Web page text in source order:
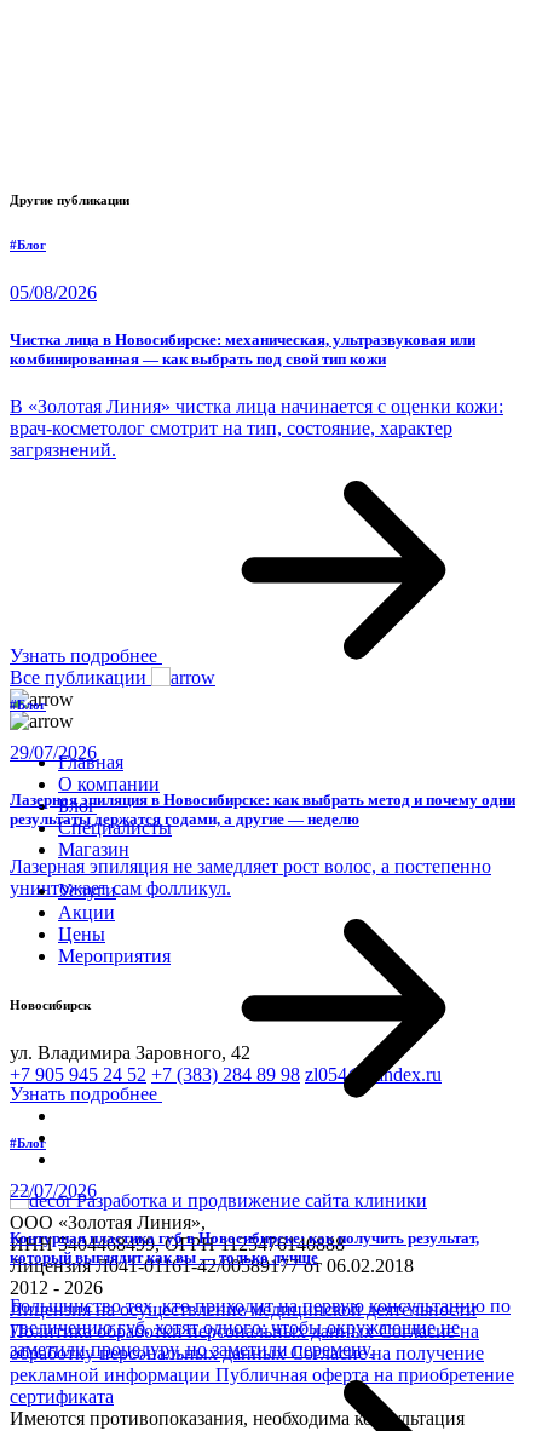
Другие публикации
#Блог
05/08/2026
Чистка лица в Новосибирске: механическая, ультразвуковая или
комбинированная — как выбрать под свой тип кожи
В «Золотая Линия» чистка лица начинается с оценки кожи:
врач-косметолог смотрит на тип, состояние, характер
загрязнений.
Узнать подробнее
#Блог
29/07/2026
Лазерная эпиляция в Новосибирске: как выбрать метод и почему одни
результаты держатся годами, а другие — неделю
Лазерная эпиляция не замедляет рост волос, а постепенно
уничтожает сам фолликул.
Узнать подробнее
#Блог
22/07/2026
Контурная пластика губ в Новосибирске: как получить результат,
который выглядит как вы — только лучше
Большинство тех, кто приходит на первую консультацию по
увеличению губ, хотят одного: чтобы окружающие не
заметили процедуру, но заметили перемену.
Все публикации
Главная
О компании
Блог
Специалисты
Магазин
Услуги
Акции
Цены
Мероприятия
Новосибирск
ул. Владимира Заровного, 42
+7 905 945 24 52 +7 (383) 284 89 98 zl054@yandex.ru
Разработка и продвижение сайта клиники
ООО «Золотая Линия»,
ИНН 5404468499, ОГРН 1125476140888
Лицензия Л041-01161-42/00589177 от 06.02.2018
2012 - 2026
Лицензия на осуществление медицинской деятельности
Политика обработки персональных данныхСогласие на
обработку персональных данныхСогласие на получение
рекламной информации Публичная оферта на приобретение
сертификата
Имеются противопоказания, необходима консультация